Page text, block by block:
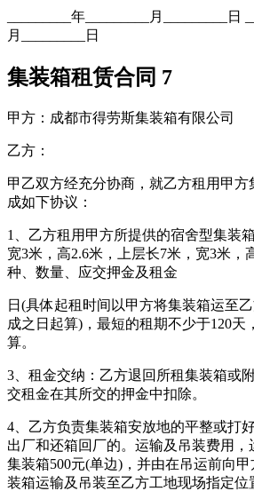
_________年_________月_________日
月_________日
集装箱租赁合同 7
甲方：成都市得劳斯集装箱有限公司
乙方：
甲乙双方经充分协商，就乙方租用甲
成如下协议：
1、乙方租用甲方所提供的宿舍型集装
宽3米，高2.6米，上层长7米，宽3米，
种、数量、应交押金及租金
日(具体起租时间以甲方将集装箱运至
成之日起算)，最短的租期不少于120天
算。
3、租金交纳：乙方退回所租集装箱或
交租金在其所交的押金中扣除。
4、乙方负责集装箱安放地的平整或打
出厂和还箱回厂的。运输及吊装费用
集装箱500元(单边)，并由在吊运前向
装箱运输及吊装至乙方工地现场指定